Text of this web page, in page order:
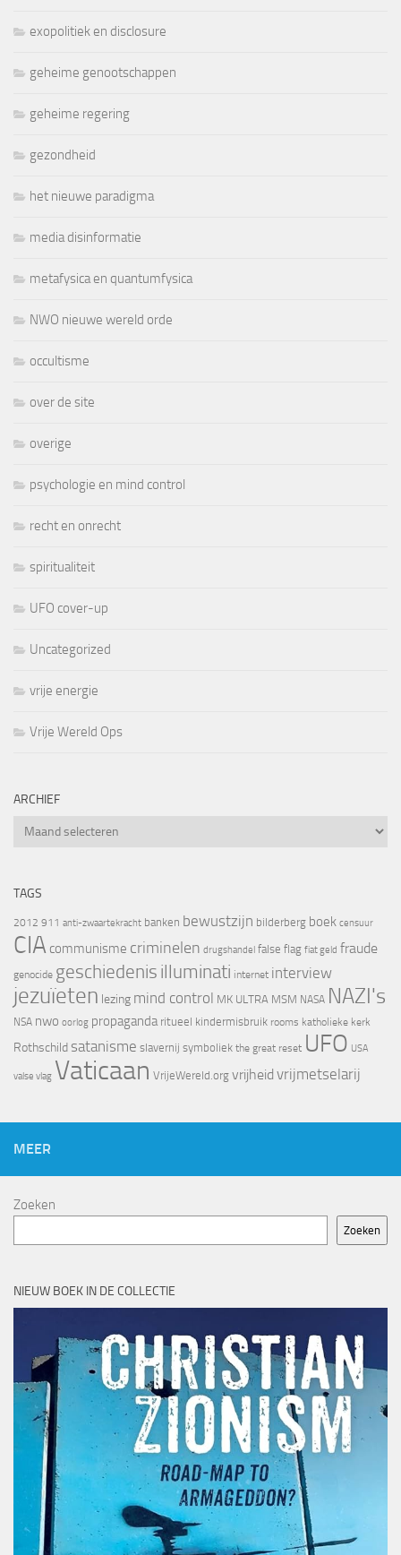
exopolitiek en disclosure
geheime genootschappen
geheime regering
gezondheid
het nieuwe paradigma
media disinformatie
metafysica en quantumfysica
NWO nieuwe wereld orde
occultisme
over de site
overige
psychologie en mind control
recht en onrecht
spiritualiteit
UFO cover-up
Uncategorized
vrije energie
Vrije Wereld Ops
ARCHIEF
Archief
TAGS
2012 911 anti-zwaartekracht banken bewustzijn bilderberg boek censuur
CIA communisme criminelen drugshandel false flag fiat geld fraude
genocide geschiedenis illuminati internet interview
jezuïeten lezing mind control MK ULTRA MSM NASA NAZI's
NSA nwo oorlog propaganda ritueel kindermisbruik rooms katholieke kerk
Rothschild satanisme slavernij symboliek the great reset UFO USA
valse vlag Vaticaan VrijeWereld.org vrijheid vrijmetselarij
MEER
Zoeken
Zoeken
NIEUW BOEK IN DE COLLECTIE